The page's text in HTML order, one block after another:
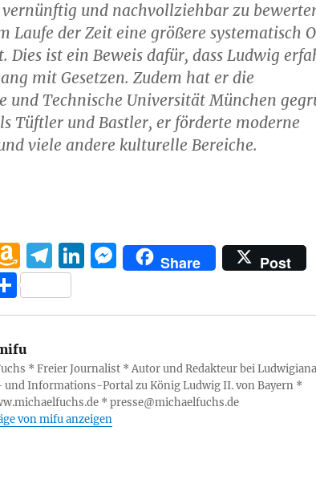
und nachvollziehbar zu
Laufe der Zeit eine größere systematisch
Dies ist ein Beweis dafür, dass Ludwig
mit Gesetzen. Zudem hat er die
und Technische Universität München
Tüftler und Bastler, er förderte moderne
viele andere kulturelle Bereiche.
A
m
a
o
n
W
is
T
el
e
r
a
m
Li
k
d
I
n
M
e
ss
n
g
er
Share
Post
T
ei
le
n* Freier Journalist * Autor und Redakteur bei
Informations-Portal zu König Ludwig II. von Bayern *
* presse@michaelfuchs.de
von mifu anzeigen